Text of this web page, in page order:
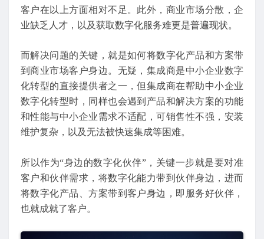
客户在以上方面相对不足。此外，商业市场分散，企
业缺乏人才，以及获取数字化服务难更是普遍现状。
而解决问题的关键，就是如何将数字化产品和方案带
到商业市场客户身边。无疑，集成商是中小企业数字
化转型的直接提供者之一，但集成商在帮助中小企业
数字化转型时，同样也会遇到产品和解决方案的功能
和性能与中小企业需求不适配，可销售性不强，安装
维护复杂，以及无法被快速集成等困难。
所以作为“身边的数字化伙伴”，关键一步就是要对准
客户和伙伴需求，将数字化能力带到伙伴身边，进而
将数字化产品、方案带到客户身边，即服务好伙伴，
也就成就了客户。